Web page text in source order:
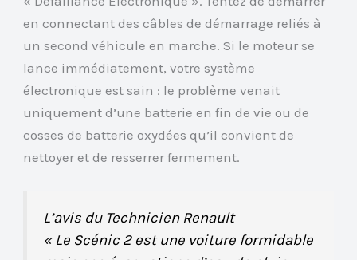
en connectant des câbles de démarrage reliés à
un second véhicule en marche. Si le moteur se
lance immédiatement, votre système
électronique est sain : le problème venait
uniquement d’une batterie en fin de vie ou de
cosses de batterie oxydées qu’il convient de
nettoyer et de resserrer fermement.
L’avis du Technicien Renault
« Le Scénic 2 est une voiture formidable